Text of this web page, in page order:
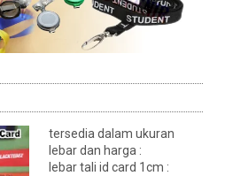
tersedia dalam ukuran
lebar dan harga :
lebar tali id card 1cm :